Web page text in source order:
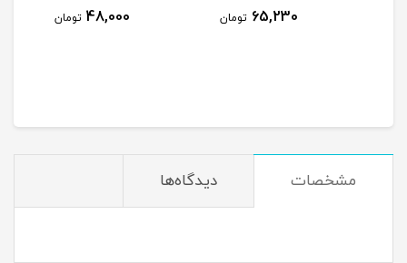
65,230 تومان 48,000 تومان
مشخصات دیدگاه‌ها